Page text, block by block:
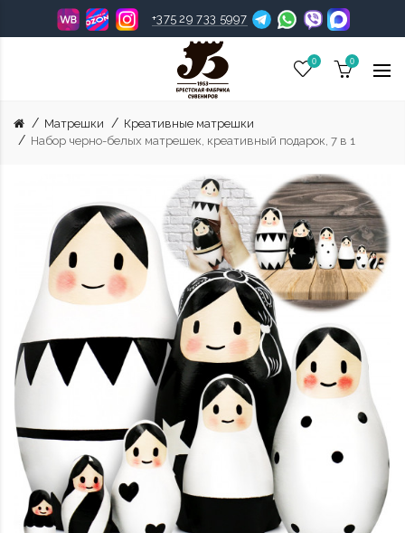
+375 29 733 5997
0 0
Матрешки
Креативные матрешки
Набор черно-белых матрешек, креативный подарок, 7 в 1